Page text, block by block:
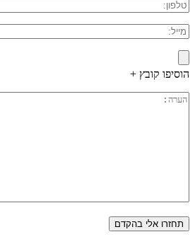
הוסיפו קובץ +